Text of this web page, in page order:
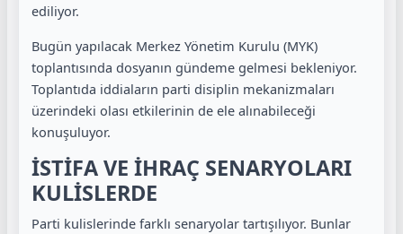
ediliyor.
Bugün yapılacak Merkez Yönetim Kurulu (MYK)
toplantısında dosyanın gündeme gelmesi bekleniyor.
Toplantıda iddiaların parti disiplin mekanizmaları
üzerindeki olası etkilerinin de ele alınabileceği
konuşuluyor.
İSTİFA VE İHRAÇ SENARYOLARI
KULİSLERDE
Parti kulislerinde farklı senaryolar tartışılıyor. Bunlar